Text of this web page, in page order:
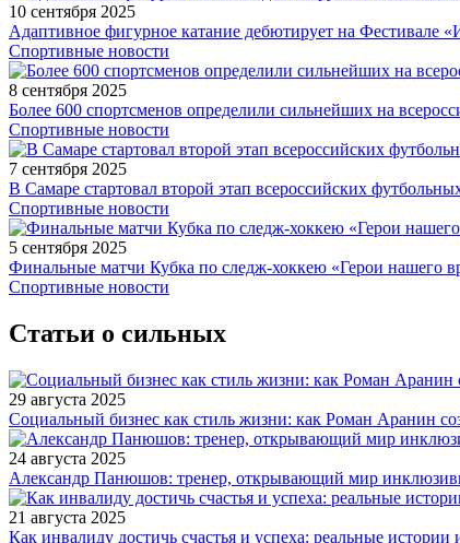
10 сентября 2025
Адаптивное фигурное катание дебютирует на
Спортивные новости
8 сентября 2025
Более 600 спортсменов определили сильнейших на
Спортивные новости
7 сентября 2025
В Самаре стартовал второй этап всероссийских
Спортивные новости
5 сентября 2025
Финальные матчи Кубка по следж-хоккею «Герои нашего
Спортивные новости
Статьи о сильных
29 августа 2025
Социальный бизнес как стиль жизни: как Роман Аранин
24 августа 2025
Александр Панюшов: тренер, открывающий мир
21 августа 2025
Как инвалиду достичь счастья и успеха: реальные истории